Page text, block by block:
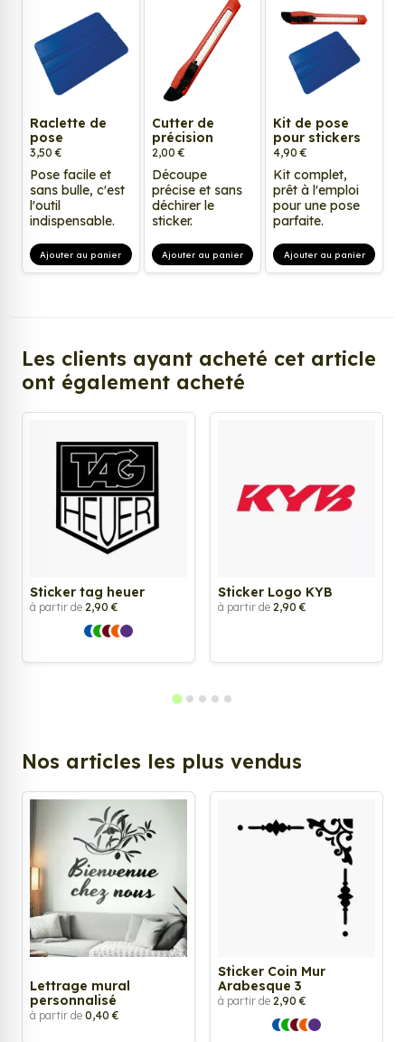
Raclette de
pose
3,50 €
Pose facile et
sans bulle, c'est
l'outil
indispensable.
Ajouter au panier
Cutter de
précision
2,00 €
Découpe
précise et sans
déchirer le
sticker.
Ajouter au panier
Kit de pose
pour stickers
4,90 €
Kit complet,
prêt à l'emploi
pour une pose
parfaite.
Ajouter au panier
Les clients ayant acheté cet article
ont également acheté
Sticker tag heuer
à partir de 2,90 €
Sticker Logo KYB
à partir de 2,90 €
Nos articles les plus vendus
Lettrage mural
personnalisé
à partir de 0,40 €
Sticker Coin Mur
Arabesque 3
à partir de 2,90 €